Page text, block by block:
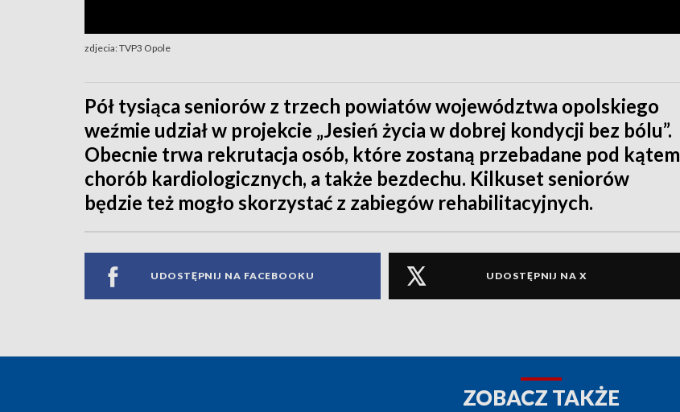
zdjecia: TVP3 Opole
Pół tysiąca seniorów z trzech powiatów województwa opolskiego
weźmie udział w projekcie „Jesień życia w dobrej kondycji bez bólu”.
Obecnie trwa rekrutacja osób, które zostaną przebadane pod kątem
chorób kardiologicznych, a także bezdechu. Kilkuset seniorów
będzie też mogło skorzystać z zabiegów rehabilitacyjnych.
UDOSTĘPNIJ NA FACEBOOKU UDOSTĘPNIJ NA X
ZOBACZ TAKŻE